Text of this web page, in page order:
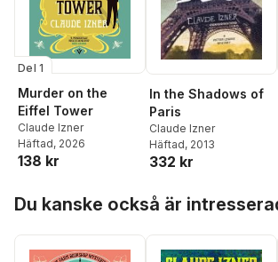
Del 1
Murder on the
Eiffel Tower
Claude Izner
Häftad, 2026
138 kr
In the Shadows of
Paris
Claude Izner
Häftad, 2013
332 kr
Du kanske också är